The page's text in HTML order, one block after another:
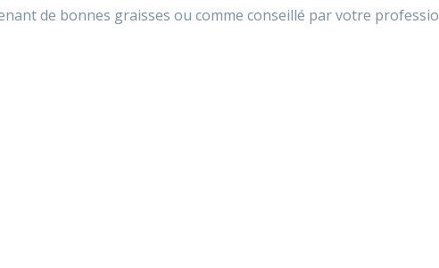
de bonnes graisses ou comme conseillé par votre